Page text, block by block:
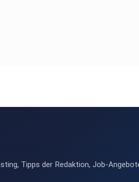
Tipps der Redaktion, Job-